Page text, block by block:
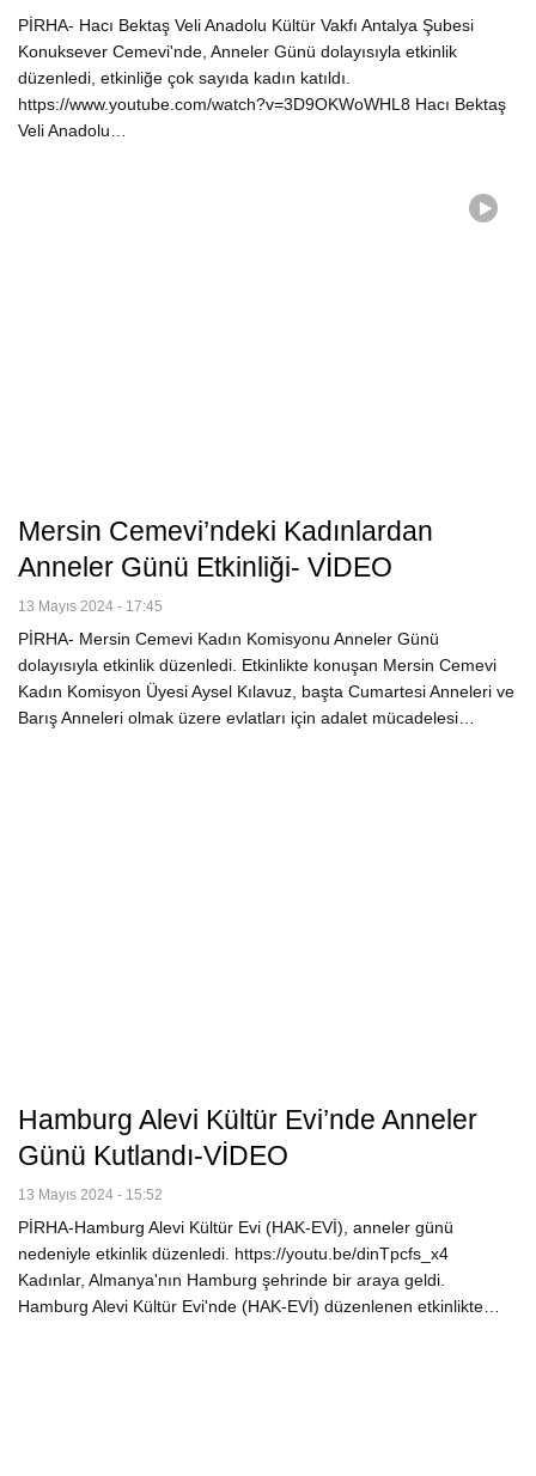
PİRHA- Hacı Bektaş Veli Anadolu Kültür Vakfı Antalya Şubesi
Konuksever Cemevi'nde, Anneler Günü dolayısıyla etkinlik
düzenledi, etkinliğe çok sayıda kadın katıldı.
https://www.youtube.com/watch?v=3D9OKWoWHL8 Hacı Bektaş
Veli Anadolu…
Mersin Cemevi’ndeki Kadınlardan
Anneler Günü Etkinliği- VİDEO
13 Mayıs 2024 - 17:45
PİRHA- Mersin Cemevi Kadın Komisyonu Anneler Günü
dolayısıyla etkinlik düzenledi. Etkinlikte konuşan Mersin Cemevi
Kadın Komisyon Üyesi Aysel Kılavuz, başta Cumartesi Anneleri ve
Barış Anneleri olmak üzere evlatları için adalet mücadelesi…
Hamburg Alevi Kültür Evi’nde Anneler
Günü Kutlandı-VİDEO
13 Mayıs 2024 - 15:52
PİRHA-Hamburg Alevi Kültür Evi (HAK-EVİ), anneler günü
nedeniyle etkinlik düzenledi. https://youtu.be/dinTpcfs_x4
Kadınlar, Almanya'nın Hamburg şehrinde bir araya geldi.
Hamburg Alevi Kültür Evi'nde (HAK-EVİ) düzenlenen etkinlikte…